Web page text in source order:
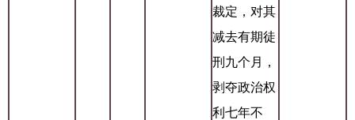
裁定，对其
减去有期徒
刑九个月，
剥夺政治权
利七年不